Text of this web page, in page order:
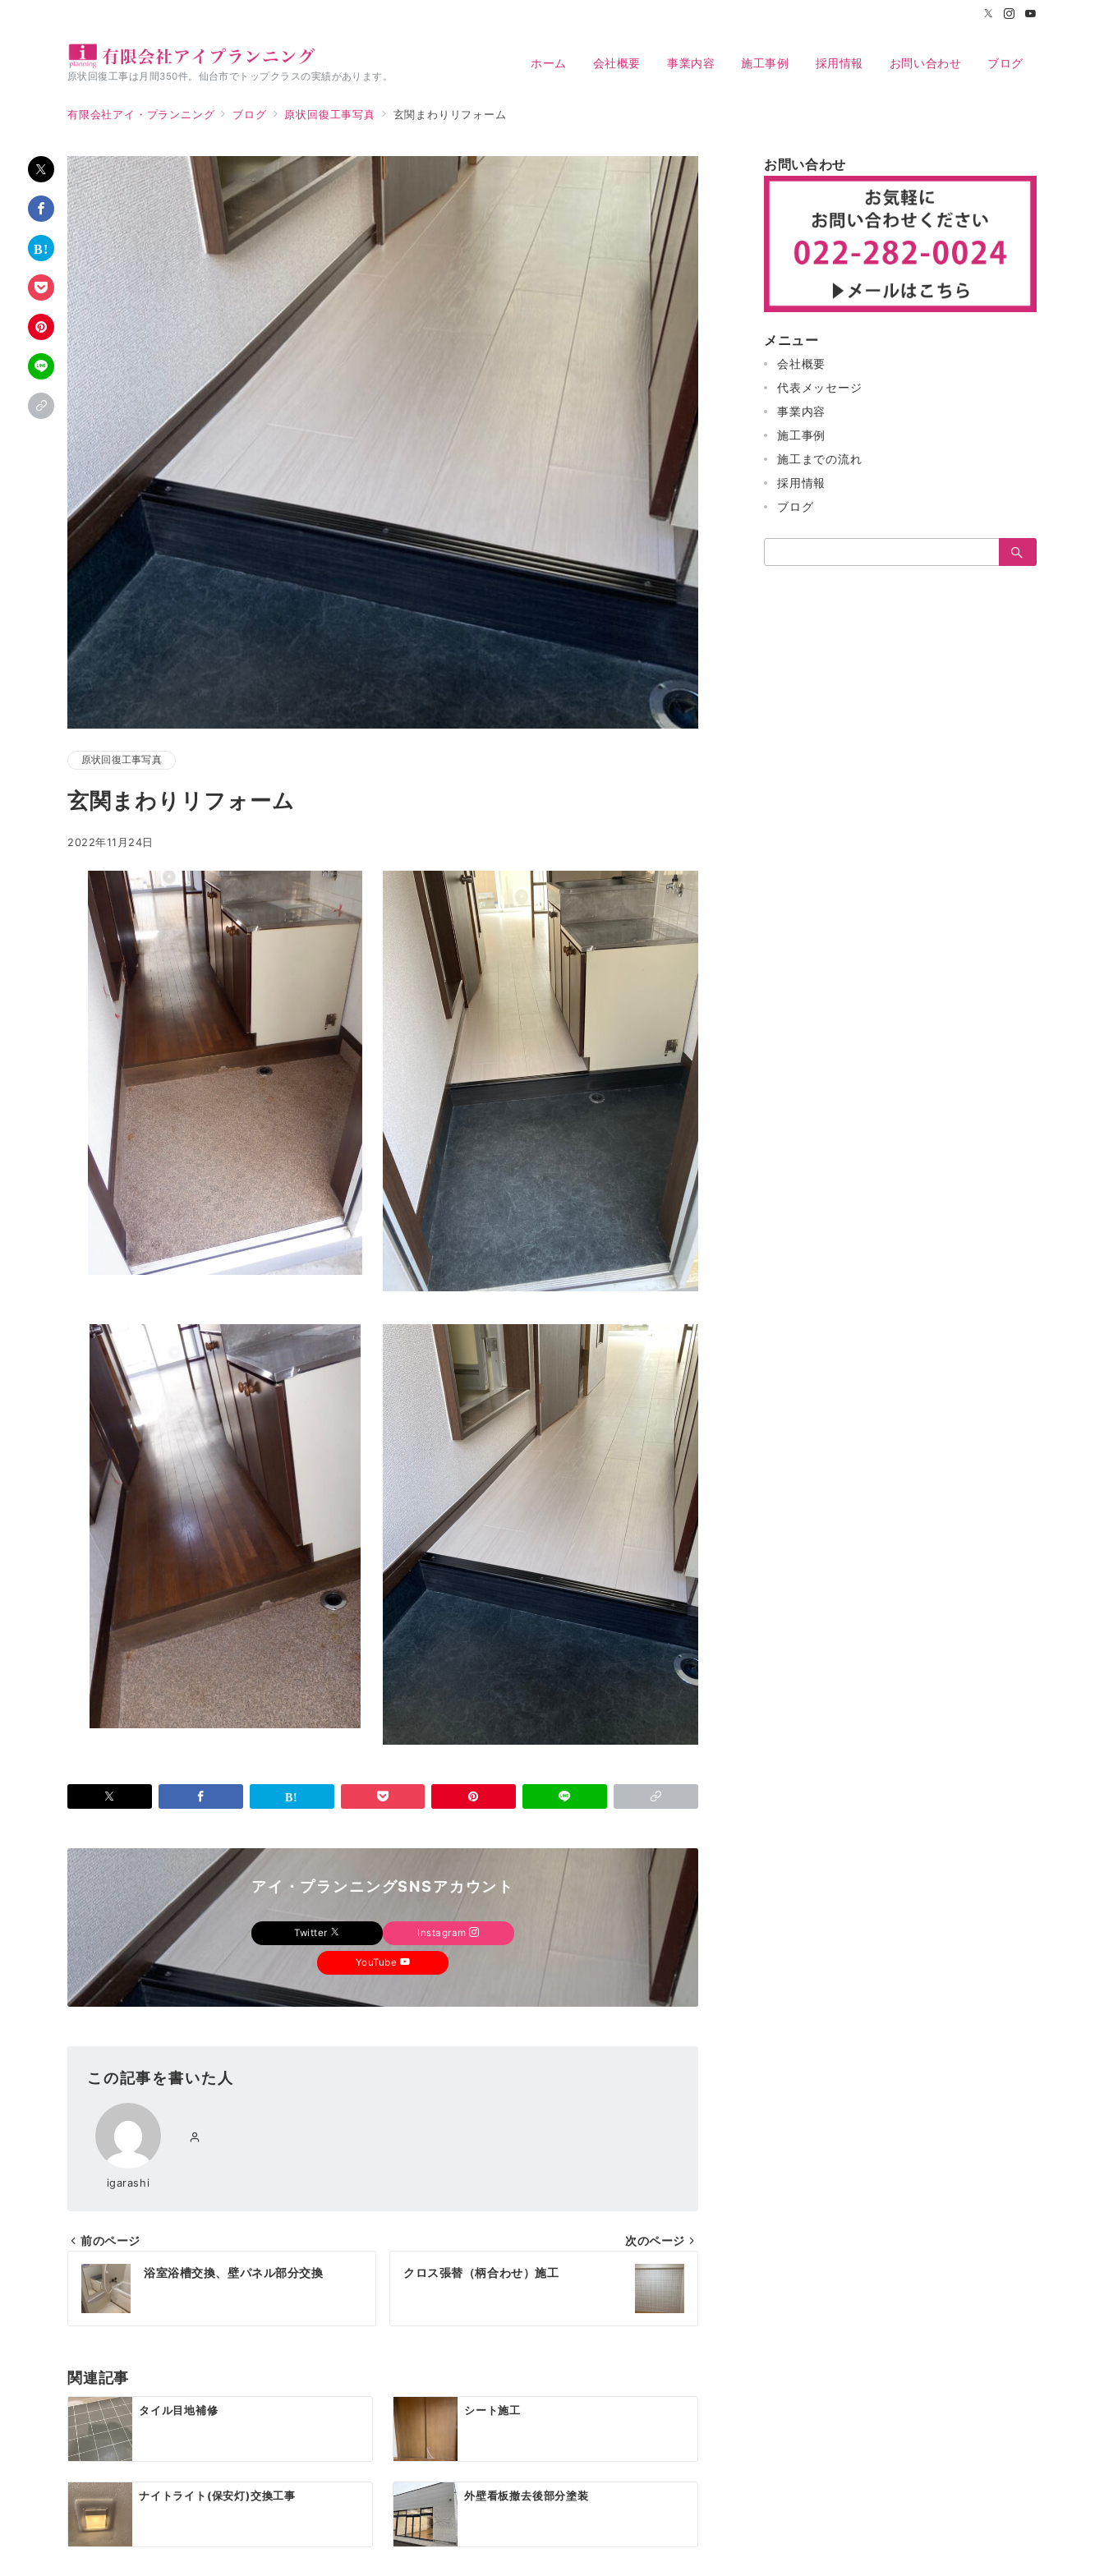
原状回復工事は月間350件。仙台市でトップクラスの実績があります。
ホーム 会社概要 事業内容 施工事例 採用情報 お問い合わせ ブログ
有限会社アイ・プランニング ブログ 原状回復工事写真 玄関まわりリフォーム
原状回復工事写真
玄関まわりリフォーム
2022年11月24日
アイ・プランニングSNSアカウント
Twitter Instagram
YouTube
この記事を書いた人
igarashi
投
稿
ナ
ゲ
ー
シ
ョ
ン
前のページ
浴室浴槽交換、壁パネル部分交換
次のページ
クロス張替（柄合わせ）施工
関連記事
タイル目地補修 シート施工
ナイトライト(保安灯)交換工事 外壁看板撤去後部分塗装
お問い合わせ
メニュー
会社概要
代表メッセージ
事業内容
施工事例
施工までの流れ
採用情報
ブログ
索：